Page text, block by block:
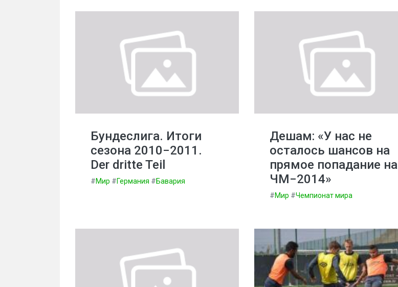
Бундеслига. Итоги
сезона 2010−2011.
Der dritte Teil
#Мир #Германия #Бавария
Дешам: «У нас не
осталось шансов на
прямое попадание на
ЧМ−2014»
#Мир #Чемпионат мира